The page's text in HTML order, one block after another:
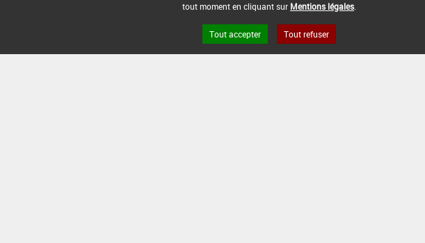
tout moment en cliquant sur Mentions légales
Tout accepter Tout refuser